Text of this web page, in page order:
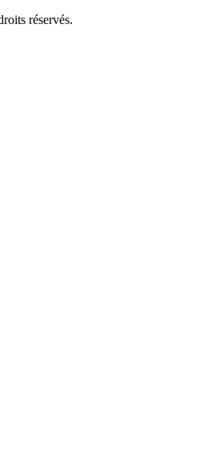
réservés.